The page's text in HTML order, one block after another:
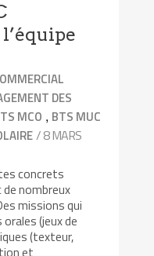
DES
MCO , BTS MUC
/ 8 MARS
concrets
de nombreux
missions qui
(jeux de
(texteur,